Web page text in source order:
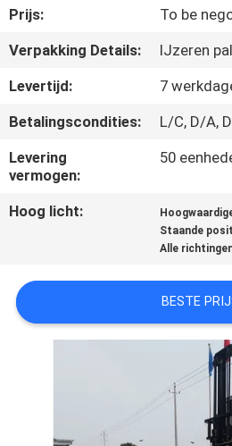
CONTACTEER
NIEUWS
VERZOEK
CITAAT
SITEMAP
Prijs:
To be
Verpakking Details:
IJzeren
Levertijd:
7
Betalingscondities:
L/C, D/A,
Levering
vermogen:
50
Hoog licht:
Staande
Alle
BESTE